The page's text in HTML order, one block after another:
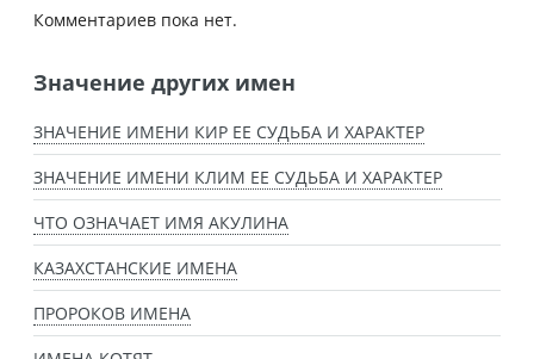
Комментариев пока нет.
Значение других имен
ЗНАЧЕНИЕ ИМЕНИ КИР ЕЕ СУДЬБА И ХАРАКТЕР
ЗНАЧЕНИЕ ИМЕНИ КЛИМ ЕЕ СУДЬБА И ХАРАКТЕР
ЧТО ОЗНАЧАЕТ ИМЯ АКУЛИНА
КАЗАХСТАНСКИЕ ИМЕНА
ПРОРОКОВ ИМЕНА